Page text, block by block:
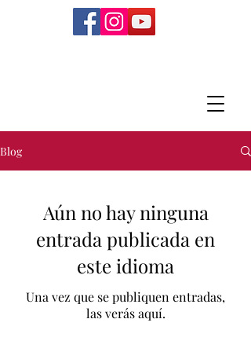
Blog
Aún no hay ninguna
entrada publicada en
este idioma
Una vez que se publiquen entradas,
las verás aquí.